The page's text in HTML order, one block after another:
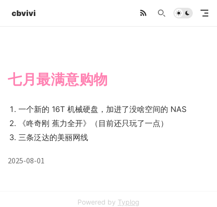
cbvivi
七月最满意购物
一个新的 16T 机械硬盘，加进了没啥空间的 NAS
《咚奇刚 蕉力全开》（目前还只玩了一点）
三条泛达的美丽网线
2025-08-01
Powered by Typlog